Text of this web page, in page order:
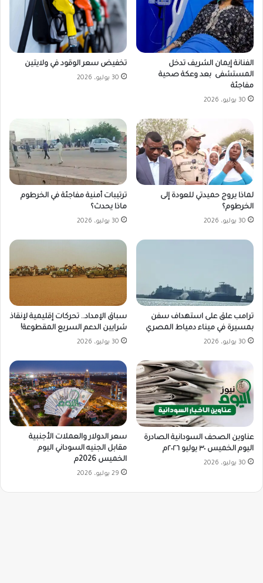
الفنانة إيمان الشريف تدخل
المستشفى بعد وعكة صحية
مفاجئة
30 يوليو، 2026
تخفيض سعر الوقود في ولايتين
30 يوليو، 2026
لماذا يروج حميدتي للعودة إلى
الخرطوم؟
30 يوليو، 2026
ترتيبات أمنية مفاجئة في الخرطوم
ماذا يحدث؟
30 يوليو، 2026
ترامب علق على استهداف سفن
بمسيرة في ميناء دمياط المصري
30 يوليو، 2026
سباق الإمداد.. تحركات إقليمية لإنقاذ
شرايين الدعم السريع المقطوعة!
30 يوليو، 2026
عناوين الصحف السودانية الصادرة
اليوم الخميس ٣٠ يوليو ٢٠٢٦م
30 يوليو، 2026
سعر الدولار والعملات الأجنبية
مقابل الجنيه السوداني اليوم
الخميس 2026م
29 يوليو، 2026